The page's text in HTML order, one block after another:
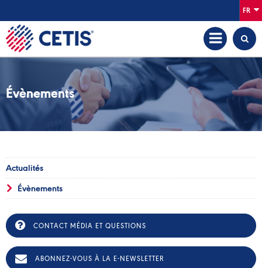
FR
Évènements
Actualités
Évènements
CONTACT MÉDIA ET QUESTIONS
ABONNEZ-VOUS À LA E-NEWSLETTER